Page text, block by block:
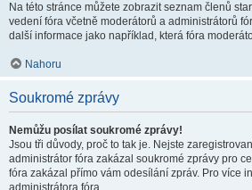
Na této stránce můžete zobrazit seznam členů
vedení fóra včetně moderátorů a administrátorů
další informace jako například, která fóra
Nahoru
Soukromé zprávy
Nemůžu posílat soukromé zprávy!
Jsou tři důvody, proč to tak je. Nejste
administrátor fóra zakázal soukromé zprávy pro
fóra zakázal přímo vám odesílání zpráv. Pro více
administrátora fóra.